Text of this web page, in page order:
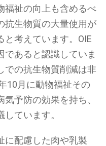
福祉の向上も含めるべ
抗生物質の大量使用が
と考えています。OIE
であると認識していま
での抗生物質削減は非
10月に動物福祉その
予防の効果を持ち、
ています。
に配慮した肉や乳製